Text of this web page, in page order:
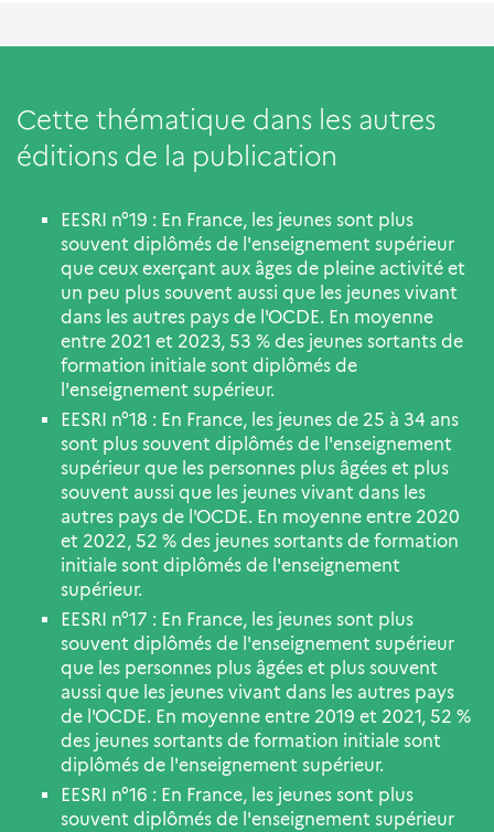
Cette thématique dans les autres
éditions de la publication
EESRI n°19 : En France, les jeunes sont plus
souvent diplômés de l'enseignement supérieur
que ceux exerçant aux âges de pleine activité et
un peu plus souvent aussi que les jeunes vivant
dans les autres pays de l'OCDE. En moyenne
entre 2021 et 2023, 53 % des jeunes sortants de
formation initiale sont diplômés de
l'enseignement supérieur.
EESRI n°18 : En France, les jeunes de 25 à 34 ans
sont plus souvent diplômés de l'enseignement
supérieur que les personnes plus âgées et plus
souvent aussi que les jeunes vivant dans les
autres pays de l'OCDE. En moyenne entre 2020
et 2022, 52 % des jeunes sortants de formation
initiale sont diplômés de l'enseignement
supérieur.
EESRI n°17 : En France, les jeunes sont plus
souvent diplômés de l'enseignement supérieur
que les personnes plus âgées et plus souvent
aussi que les jeunes vivant dans les autres pays
de l'OCDE. En moyenne entre 2019 et 2021, 52 %
des jeunes sortants de formation initiale sont
diplômés de l'enseignement supérieur.
EESRI n°16 : En France, les jeunes sont plus
souvent diplômés de l'enseignement supérieur